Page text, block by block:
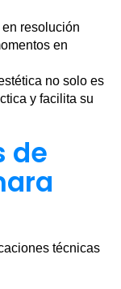
resolución
en
no solo es
y facilita su
de
técnicas